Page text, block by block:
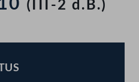
(III-2 d.B.)